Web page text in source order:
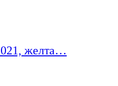
желта…